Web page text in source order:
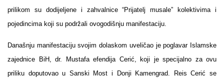
prilikom su dodijeljene i zahvalnice “Prijatelj musale” kolektivima i
pojedincima koji su podržali ovogodišnju manifestaciju.
Današnju manifestaciju svojim dolaskom uveličao je poglavar Islamske
zajednice BiH, dr. Mustafa efendija Cerić, koji je specijalno za ovu
priliku doputovao u Sanski Most i Donji Kamengrad. Reis Cerić se